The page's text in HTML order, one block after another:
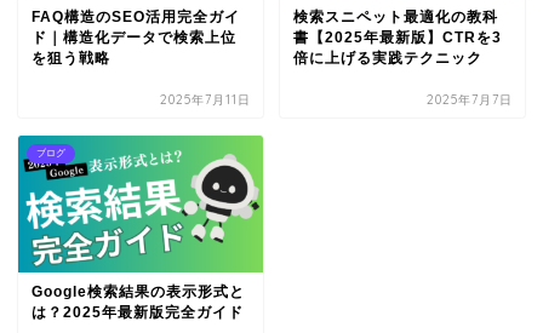
FAQ構造のSEO活用完全ガイ
ド｜構造化データで検索上位
を狙う戦略
2025年7月11日
検索スニペット最適化の教科
書【2025年最新版】CTRを3
倍に上げる実践テクニック
2025年7月7日
ブログ
Google検索結果の表示形式と
は？2025年最新版完全ガイド